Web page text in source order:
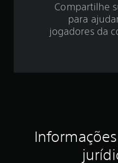
Compartilhe
para
jogadores da